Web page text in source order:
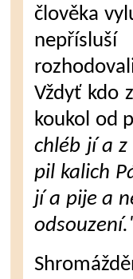
člověka
Vždyť kdo
koukol od
chléb jí a
pil kalich
jí a pije a